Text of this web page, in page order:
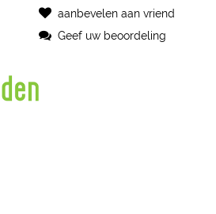
aanbevelen aan vriend
Geef uw beoordeling